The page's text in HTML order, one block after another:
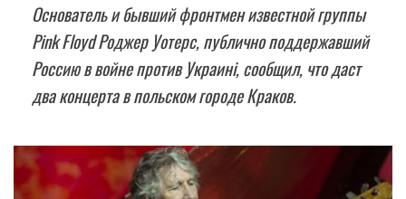
Основатель и бывший фронтмен известной группы
Pink Floyd Роджер Уотерс, публично поддержавший
Россию в войне против Украині, сообщил, что даст
два концерта в польском городе Краков.